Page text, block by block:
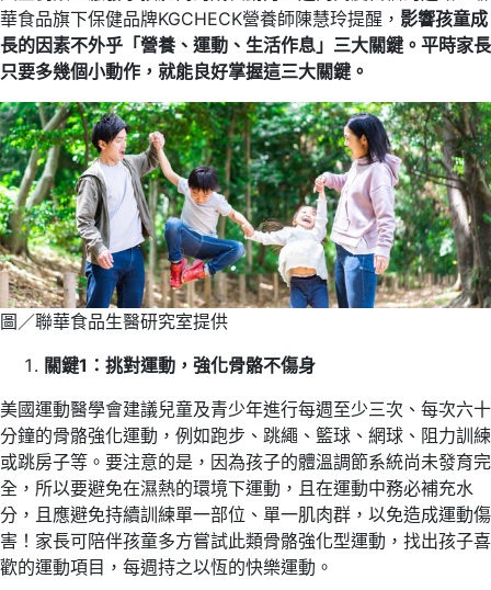
華食品旗下保健品牌KGCHECK營養師陳慧玲提醒， 影響孩童成
長的因素不外乎「營養、運動、生活作息」三大關鍵。平時家長
只要多幾個小動作，就能良好掌握這三大關鍵。
圖／聯華食品生醫研究室提供
關鍵1：挑對運動，強化骨骼不傷身
美國運動醫學會建議兒童及青少年進行每週至少三次、每次六十
分鐘的骨骼強化運動，例如跑步、跳繩、籃球、網球、阻力訓練
或跳房子等。要注意的是，因為孩子的體溫調節系統尚未發育完
全，所以要避免在濕熱的環境下運動，且在運動中務必補充水
分，且應避免持續訓練單一部位、單一肌肉群，以免造成運動傷
害！家長可陪伴孩童多方嘗試此類骨骼強化型運動，找出孩子喜
歡的運動項目，每週持之以恆的快樂運動。